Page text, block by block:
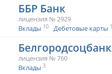
ББР Банк
лицензия № 2929
Вклады 10 Дебетовые карты 1
Белгородсоцбанк
лицензия № 760
Вклады 3